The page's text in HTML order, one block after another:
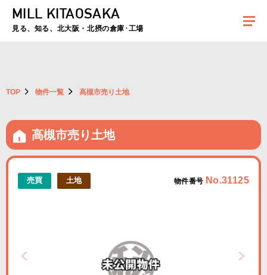
夏季休暇のお知らせ：2026年8月8日(土)～8月16日(日)まで休業とさせていた
MILL KITAOSAKA
見る、知る、北大阪・北摂の倉庫･工場
TOP 物件一覧 高槻市売り土地
高槻市売り土地
売買 土地 物件番号 No.31125